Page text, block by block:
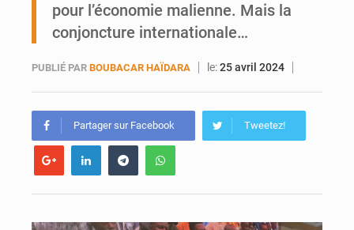
pour l’économie malienne. Mais la
conjoncture internationale…
PUBLIÉ PAR BOUBACAR HAÏDARA le:25 avril 2024
Partager sur Facebook Tweetez!